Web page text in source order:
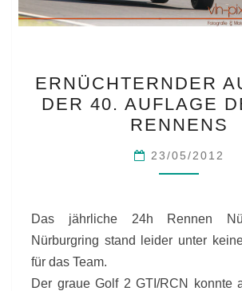
DER
40.
DES
ERNÜCHTERNDER
DER 40. AUFLAGE
RENNENS
23/05/2012
Das jährliche 24h Rennen
Nürburgring stand leider unter
für das Team.
Der graue Golf 2 GTI/RCN konnte